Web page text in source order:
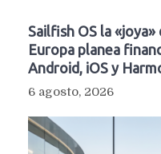
Sailfish OS la
Europa planea
Android, iOS y
6 agosto, 2026